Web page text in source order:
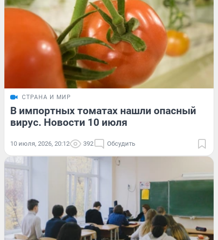
СТРАНА И МИР
В импортных томатах нашли опасный
вирус. Новости 10 июля
10 июля, 2026, 20:12 392 Обсудить